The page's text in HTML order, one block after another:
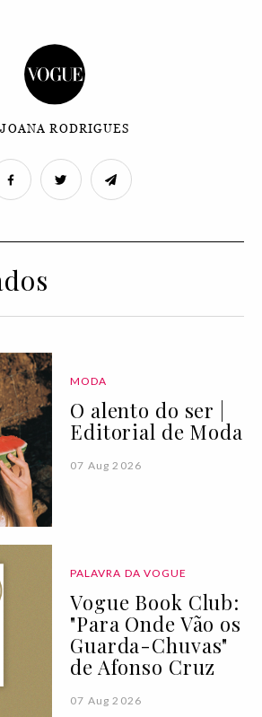
RODRIGUES
MODA
O alento do ser |
Editorial de Moda
07 Aug 2026
PALAVRA DA VOGUE
Vogue Book Club:
"Para Onde Vão os
Guarda-Chuvas"
de Afonso Cruz
07 Aug 2026